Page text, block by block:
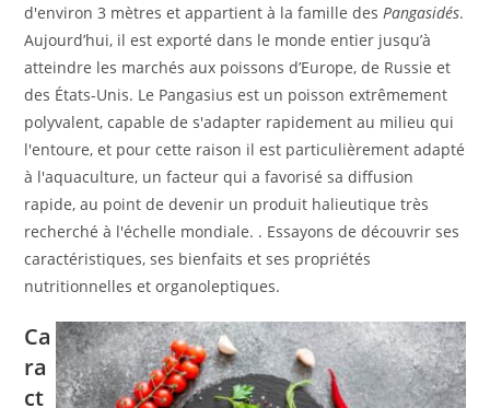
d'environ 3 mètres et appartient à la famille desPangasidés.
Aujourd’hui, il est exporté dans le monde entier jusqu’à
atteindre les marchés aux poissons d’Europe, de Russie et
des États-Unis. Le Pangasius est un poisson extrêmement
polyvalent, capable de s'adapter rapidement au milieu qui
l'entoure, et pour cette raison il est particulièrement adapté
à l'aquaculture, un facteur qui a favorisé sa diffusion
rapide, au point de devenir un produit halieutique très
recherché à l'échelle mondiale. . Essayons de découvrir ses
caractéristiques, ses bienfaits et ses propriétés
nutritionnelles et organoleptiques.
Ca
ra
ct